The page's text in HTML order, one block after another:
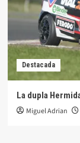
Destacada
La dupla
Miguel Adrian